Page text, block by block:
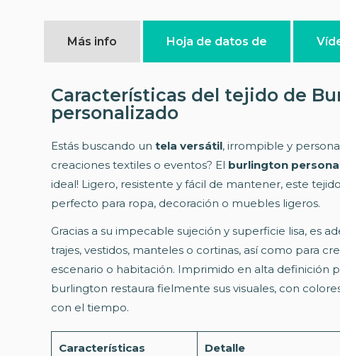
Más info Hoja de datos de
Características del tejido de
personalizado
Estás buscando un tela versátil, irrompible y
creaciones textiles o eventos? El burlington
ideal! Ligero, resistente y fácil de mantener, este
perfecto para ropa, decoración o muebles ligeros.
Gracias a su impecable sujeción y superficie lisa, es
trajes, vestidos, manteles o cortinas, así como para
escenario o habitación. Imprimido en alta definición
burlington restaura fielmente sus visuales, con
con el tiempo.
Características Detalle